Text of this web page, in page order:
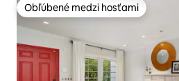
Obľúbené medzi hosťami
Obľúbené medzi hosťami